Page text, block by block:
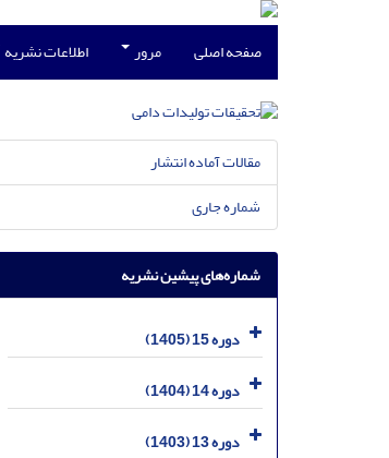
صفحه اصلی مرور اطلاعات نشریه
مقالات آماده انتشار
شماره جاری
شماره‌های پیشین نشریه
دوره 15 (1405)
دوره 14 (1404)
دوره 13 (1403)